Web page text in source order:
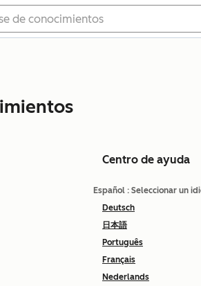
Centro de ayuda
Español : Seleccionar un
Deutsch
日本語
Português
Français
Nederlands